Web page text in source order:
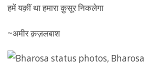
हमें यक़ीं था हमारा क़ुसूर निकलेगा
~अमीर क़ज़लबाश